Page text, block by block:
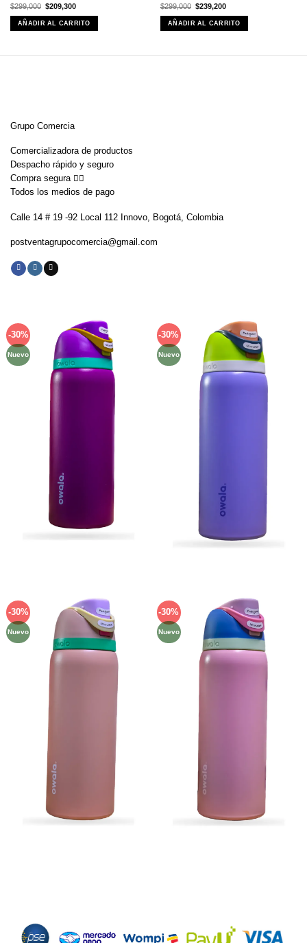
$299,000 El
precio
original
era:
$299,000.
$209,300El
actual
es:
$209,300.
AÑADIR AL CARRITO
$299,000 El
precio
original
era:
$299,000.
$239,200El
actual
es:
$239,200.
AÑADIR AL CARRITO
Grupo Comercia
Comercializadora de productos
Despacho rápido y seguro
Compra segura 👇🏼
Todos los medios de pago
Calle 14 # 19 -92 Local 112 Innovo, Bogotá, Colombia
postventagrupocomercia@gmail.com
-30%
Nuevo
deseos
-30%
Nuevo
lista de
deseos
-30%
Nuevo
lista de
deseos
-30%
Nuevo
lista de
deseos